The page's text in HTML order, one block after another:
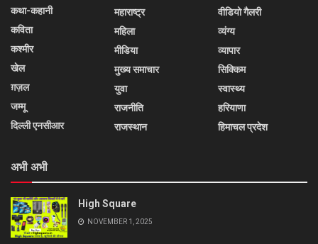
कथा-कहानी
कविता
कश्मीर
खेल
ग़ज़ल
जम्मू
दिल्ली एनसीआर
महाराष्ट्र
महिला
मीडिया
मुख्य समाचार
युवा
राजनीति
राजस्थान
वीडियो गैलरी
व्यंग्य
व्यापार
सिक्किम
स्वास्थ्य
हरियाणा
हिमाचल प्रदेश
अभी अभी
High Square
NOVEMBER 1, 2025